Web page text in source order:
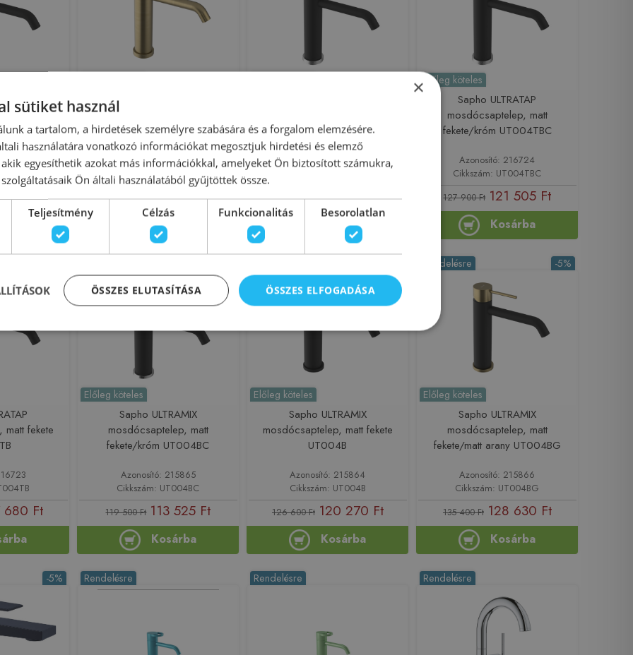
matt
UT004TBG
905 Ft
Sapho ULTRASAN
mosdócsaptelep, matt arany
UT004VG
Azonosító: 216180
Cikkszám: UT004VG
163 900 Ft 155 705 Ft
Kosárba
fekete/króm UT004VBC
Azonosító: 216178
129 900 Ft 123 405 Ft
Kosárba
Előleg köteles
Sapho ULTRATAP
mosdócsaptelep, matt
fekete/króm UT004TBC
Azonosító: 216724
Cikkszám: UT004TBC
127 900 Ft 121 505 Ft
Kosárba
fekete
680 Ft
Előleg köteles
Sapho ULTRAMIX
mosdócsaptelep, matt
fekete/króm UT004BC
Azonosító: 215865
Cikkszám: UT004BC
119 500 Ft 113 525 Ft
Kosárba
Előleg köteles
Sapho ULTRAMIX
mosdócsaptelep, matt fekete
UT004B
Azonosító: 215864
Cikkszám: UT004B
126 600 Ft 120 270 Ft
Kosárba
-5%
Rendelésre
Előleg köteles
Sapho ULTRAMIX
mosdócsaptelep, matt
fekete/matt arany UT004BG
Azonosító: 215866
Cikkszám: UT004BG
135 400 Ft 128 630 Ft
Kosárba
-5% Rendelésre Rendelésre Rendelésre
×
sütiket használ
a tartalom, a hirdetések személyre szabására és a forgalom elemzésére.
használatára vonatkozó információkat megosztjuk hirdetési és elemző
egyesíthetik azokat más információkkal, amelyeket Ön biztosított számukra,
Ön általi használatából gyűjtöttek össze.
Teljesítmény Célzás Funkcionalitás Besorolatlan
ÖSSZES ELFOGADÁSA
ÖSSZES ELUTASÍTÁSA